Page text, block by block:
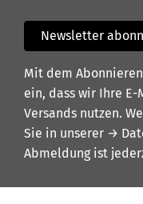
Newsletter
Mit dem
ein, dass wir Ihre E-
Versands nutzen.
Sie in unserer →
Abmeldung ist